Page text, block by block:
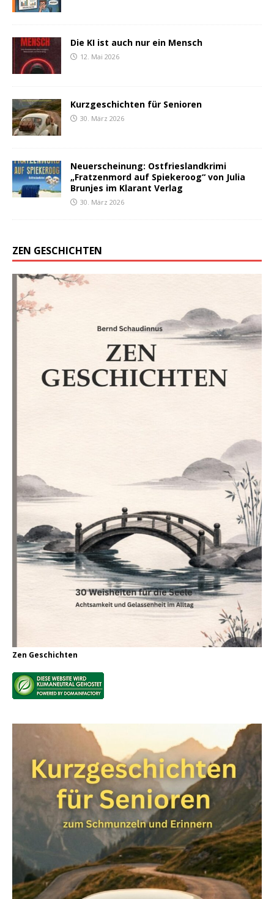
Die KI ist auch nur ein Mensch
12. Mai 2026
Kurzgeschichten für Senioren
30. März 2026
Neuerscheinung: Ostfrieslandkrimi
„Fratzenmord auf Spiekeroog“ von Julia
Brunjes im Klarant Verlag
30. März 2026
ZEN GESCHICHTEN
Zen Geschichten